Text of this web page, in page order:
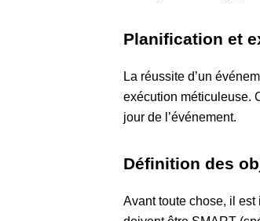
Planification et
La réussite d’un
exécution méticuleuse.
jour de l’événement.
Définition des
Avant toute chose, il